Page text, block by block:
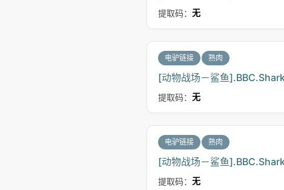
提取码： 无
电驴链接 熟肉
[动物战场－鲨鱼
提取码： 无
电驴链接 熟肉
[动物战场－鲨鱼
提取码： 无